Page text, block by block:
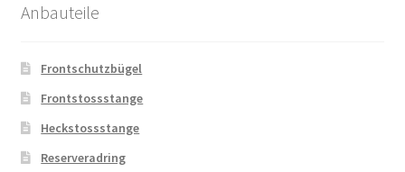
Anbauteile
Frontschutzbügel
Frontstossstange
Heckstossstange
Reserveradring